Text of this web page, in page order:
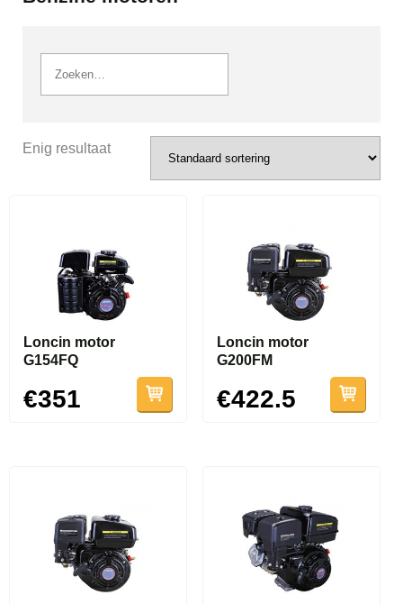
Enig resultaat
Loncin motor
G154FQ
€351
Loncin motor
G200FM
€422.5